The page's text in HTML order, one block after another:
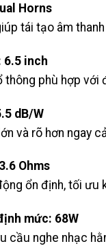
Horns
tái tạo âm
6.5 inch
thông phù hợp với
dB/W
và rõ hơn ngay
Ohms
ổn định, tối ưu
mức: 68W
cầu nghe nhạc